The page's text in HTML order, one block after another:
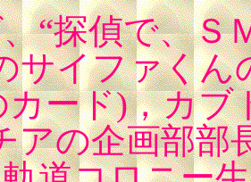
探偵で、Ｓ
サイファくん
ード)，カブ
の企画部部